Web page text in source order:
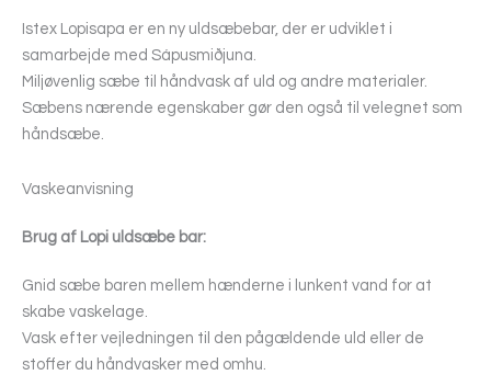
Istex Lopisapa er en ny uldsæbebar, der er udviklet i
samarbejde med Sápusmiðjuna.
Miljøvenlig sæbe til håndvask af uld og andre materialer.
Sæbens nærende egenskaber gør den også til velegnet som
håndsæbe.
Vaskeanvisning
Brug af Lopi uldsæbe bar:
Gnid sæbe baren mellem hænderne i lunkent vand for at
skabe vaskelage.
Vask efter vejledningen til den pågældende uld eller de
stoffer du håndvasker med omhu.